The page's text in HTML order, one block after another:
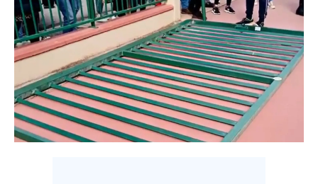
SERVIZI ALLE IMPRESE
LAVORO
BANDI
SPORT IN SARDEGNA
SPORT
RISULTATI E CLASSIFICHE